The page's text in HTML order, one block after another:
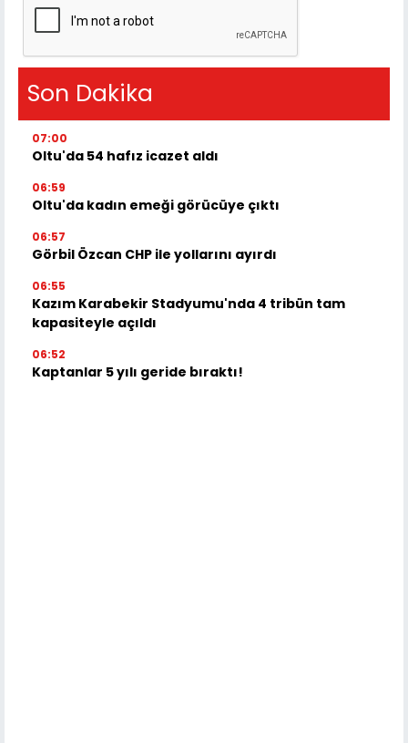
Son Dakika
07:00
Oltu'da 54 hafız icazet aldı
06:59
Oltu'da kadın emeği görücüye çıktı
06:57
Görbil Özcan CHP ile yollarını ayırdı
06:55
Kazım Karabekir Stadyumu'nda 4 tribün tam
kapasiteyle açıldı
06:52
Kaptanlar 5 yılı geride bıraktı!